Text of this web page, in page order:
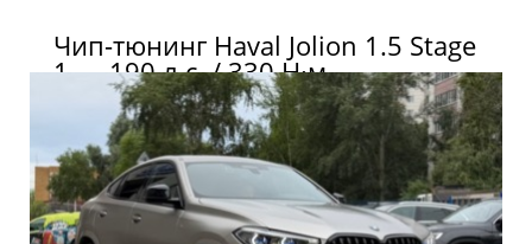
Чип-тюнинг Haval Jolion 1.5 Stage
1 — 190 л.с. / 330 Н·м